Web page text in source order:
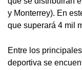
y Monterrey). En
que superará 4 mil
Entre los
deportiva se